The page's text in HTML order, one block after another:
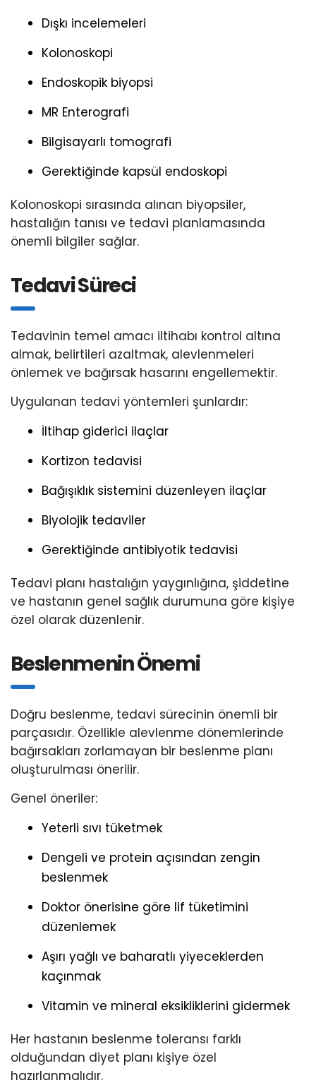
Dışkı incelemeleri
Kolonoskopi
Endoskopik biyopsi
MR Enterografi
Bilgisayarlı tomografi
Gerektiğinde kapsül endoskopi
Kolonoskopi sırasında alınan biyopsiler,
hastalığın tanısı ve tedavi planlamasında
önemli bilgiler sağlar.
Tedavi Süreci
Tedavinin temel amacı iltihabı kontrol altına
almak, belirtileri azaltmak, alevlenmeleri
önlemek ve bağırsak hasarını engellemektir.
Uygulanan tedavi yöntemleri şunlardır:
İltihap giderici ilaçlar
Kortizon tedavisi
Bağışıklık sistemini düzenleyen ilaçlar
Biyolojik tedaviler
Gerektiğinde antibiyotik tedavisi
Tedavi planı hastalığın yaygınlığına, şiddetine
ve hastanın genel sağlık durumuna göre kişiye
özel olarak düzenlenir.
Beslenmenin Önemi
Doğru beslenme, tedavi sürecinin önemli bir
parçasıdır. Özellikle alevlenme dönemlerinde
bağırsakları zorlamayan bir beslenme planı
oluşturulması önerilir.
Genel öneriler:
Yeterli sıvı tüketmek
Dengeli ve protein açısından zengin
beslenmek
Doktor önerisine göre lif tüketimini
düzenlemek
Aşırı yağlı ve baharatlı yiyeceklerden
kaçınmak
Vitamin ve mineral eksikliklerini gidermek
Her hastanın beslenme toleransı farklı
olduğundan diyet planı kişiye özel
hazırlanmalıdır.